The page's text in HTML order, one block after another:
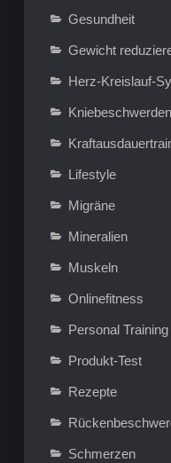
Gesundheit
Gewicht
Herz-Kreislauf-
Kniebeschwerden
Lifestyle
Migräne
Mineralien
Muskeln
Onlinefitness
Personal Training
Produkt-Test
Rezepte
Schmerzen